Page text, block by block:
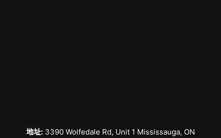
地址: 3390 Wolfedale Rd, Unit 1 Mississauga, ON